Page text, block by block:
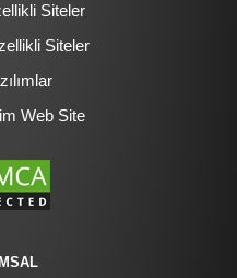
Siteler
Siteler
Web Site